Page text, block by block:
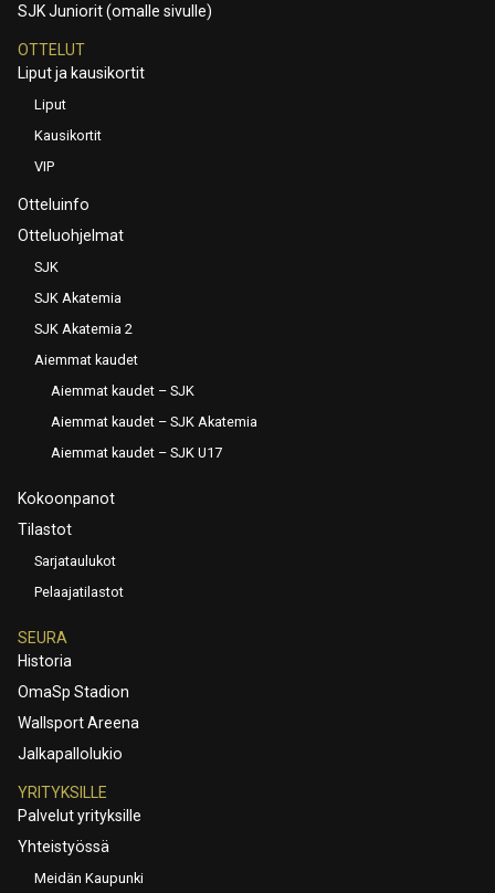
SJK Juniorit (omalle sivulle)
OTTELUT
Liput ja kausikortit
Liput
Kausikortit
VIP
Otteluinfo
Otteluohjelmat
SJK
SJK Akatemia
SJK Akatemia 2
Aiemmat kaudet
Aiemmat kaudet – SJK
Aiemmat kaudet – SJK Akatemia
Aiemmat kaudet – SJK U17
Kokoonpanot
Tilastot
Sarjataulukot
Pelaajatilastot
SEURA
Historia
OmaSp Stadion
Wallsport Areena
Jalkapallolukio
YRITYKSILLE
Palvelut yrityksille
Yhteistyössä
Meidän Kaupunki